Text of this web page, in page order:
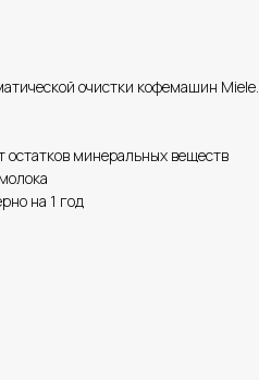
очистки кофемашин Miele.
минеральных веществ
на 1 год